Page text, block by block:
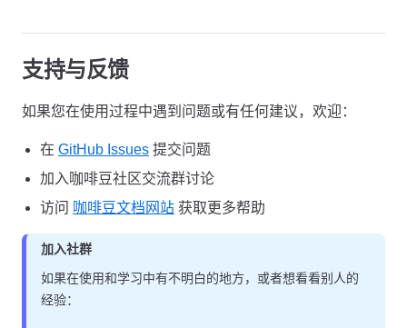
支持与反馈
如果您在使用过程中遇到问题或有任何建议，欢迎：
在 GitHub Issues 提交问题
加入咖啡豆社区交流群讨论
访问 咖啡豆文档网站 获取更多帮助
加入社群
如果在使用和学习中有不明白的地方，或者想看看别人的
经验：